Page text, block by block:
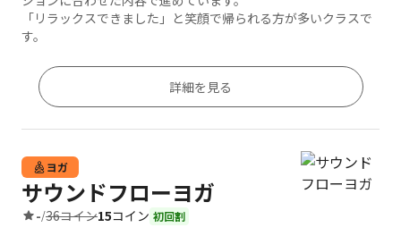
「リラックスできました」と笑顔で帰られる方が多いクラスで
す。
詳細を見る
ヨガ
サウンドフローヨガ
-/36コイン15コイン 初回割